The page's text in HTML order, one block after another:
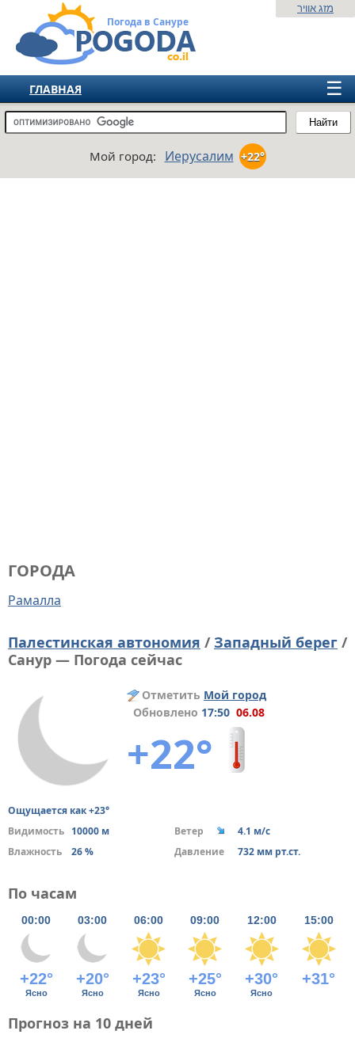
Погода в Сануре
Найти
מזג אוויר
☰
ГЛАВНАЯ
ИЗРАИЛЬ
ЕВРОПА
Мой город: Иерусалим +22°
ГОРОДА
Рамалла
Палестинская автономия / Западный берег /
Санур — Погода сейчас
Отметить Мой город
Обновлено 17:50 06.08
+22°
Ощущается как +23°
Видимость 10000 м Ветер
4.1 м/с
Влажность
26 % Давление 732 мм рт.ст.
По часам
00:00 03:00 06:00 09:00 12:00 15:00
+22° +20° +23° +25° +30° +31°
Ясно Ясно Ясно Ясно Ясно
Прогноз на 10 дней